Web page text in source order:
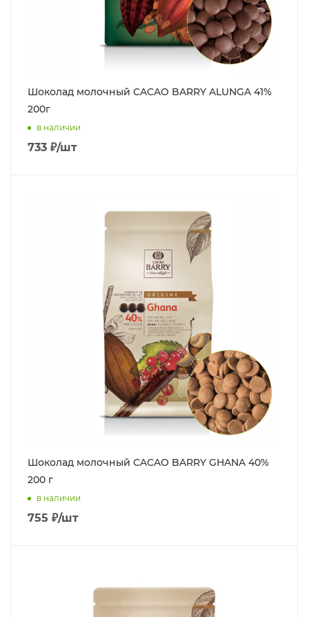
Шоколад молочный CACAO BARRY ALUNGA 41%
200г
в наличии
733 ₽/шт
Шоколад молочный CACAO BARRY GHANA 40%
200 г
в наличии
755 ₽/шт